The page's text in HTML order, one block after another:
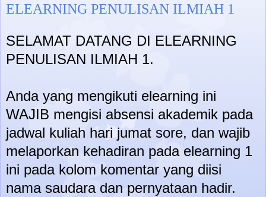
ELEARNING PENULISAN ILMIAH 1
SELAMAT DATANG DI ELEARNING
PENULISAN ILMIAH 1.
Anda yang mengikuti elearning ini
WAJIB mengisi absensi akademik pada
jadwal kuliah hari jumat sore, dan wajib
melaporkan kehadiran pada elearning 1
ini pada kolom komentar yang diisi
nama saudara dan pernyataan hadir.